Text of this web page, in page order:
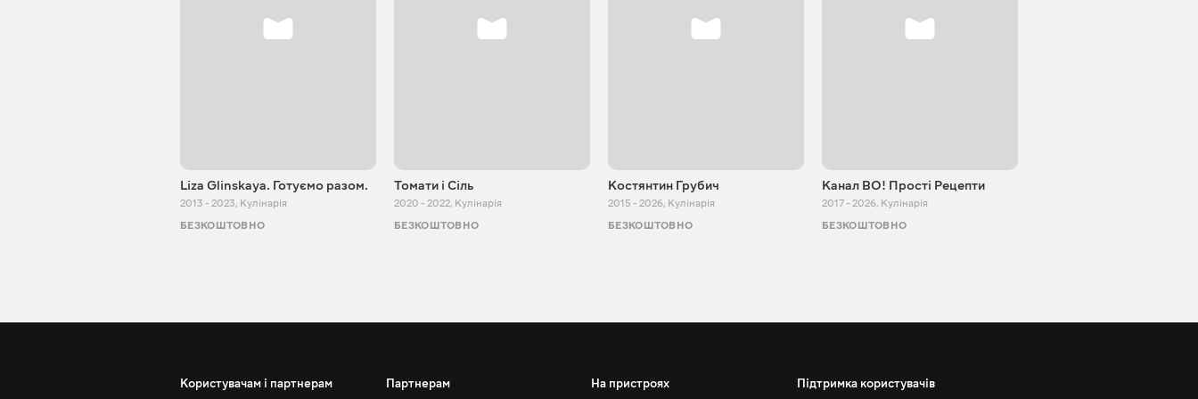
Liza Glinskaya. Готуємо разом.
2013 - 2023, Кулінарія
БЕЗКОШТОВНО
Томати і Сіль
2020 - 2022, Кулінарія
БЕЗКОШТОВНО
Костянтин Грубич
2015 - 2026, Кулінарія
БЕЗКОШТОВНО
Канал ВО! Прості Рецепти
2017 - 2026, Кулінарія
БЕЗКОШТОВНО
Користувачам і партнерам Партнерам На пристроях Підтримка користувачів